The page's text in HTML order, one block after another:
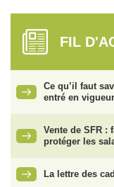
FIL
Ce qu’il faut
entré en
Vente de SFR :
protéger les
La lettre des